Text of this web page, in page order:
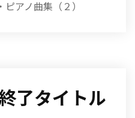
アノ曲集（２）
了タイトル